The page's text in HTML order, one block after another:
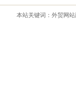
本站关键词： 外贸网